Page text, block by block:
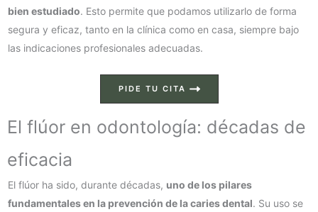
bien estudiado. Esto permite que podamos utilizarlo de forma
segura y eficaz, tanto en la clínica como en casa, siempre bajo
las indicaciones profesionales adecuadas.
PIDE TU CITA
El flúor en odontología: décadas de
eficacia
El flúor ha sido, durante décadas, uno de los pilares
fundamentales en la prevención de la caries dental. Su uso se